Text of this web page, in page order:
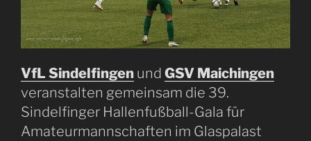
VfL Sindelfingen und GSV Maichingen
veranstalten gemeinsam die 39.
Sindelfinger Hallenfußball-Gala für
Amateurmannschaften im Glaspalast